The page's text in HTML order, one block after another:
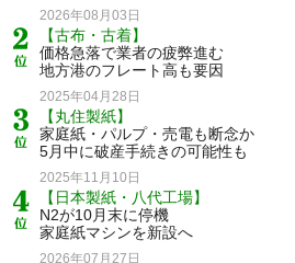
2026年08月03日
【古布・古着】
価格急落で業者の疲弊進む
地方港のフレート高も要因
2025年04月28日
【丸住製紙】
家庭紙・パルプ・売電も断念か
5月中に破産手続きの可能性も
2025年11月10日
【日本製紙・八代工場】
N2が10月末に停機
家庭紙マシンを新設へ
2026年07月27日